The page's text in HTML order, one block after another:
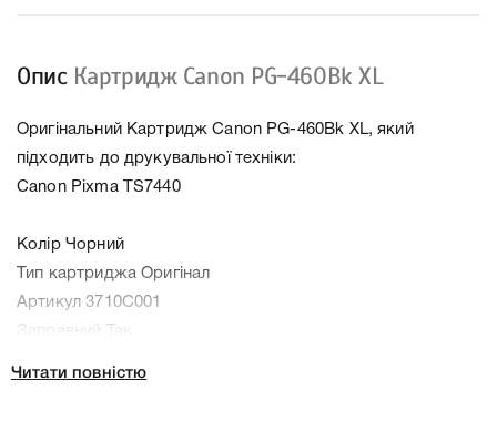
Опис Картридж Canon PG-460Bk XL
Оригінальний Картридж Canon PG-460Bk XL, який
підходить до друкувальної техніки:
Canon Pixma TS7440
Колір Чорний
Тип картриджа Оригінал
Артикул 3710C001
Заправний Так
Читати повністю